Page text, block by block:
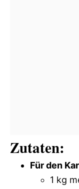
Zutaten:
Für den
1 kg